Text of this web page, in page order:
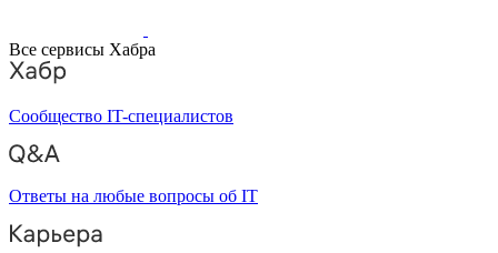
Все сервисы Хабра
Сообщество IT-специалистов
Ответы на любые вопросы об IT